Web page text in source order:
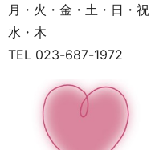
月・火・金・土・日
水・木 11：
TEL 023-687-1972